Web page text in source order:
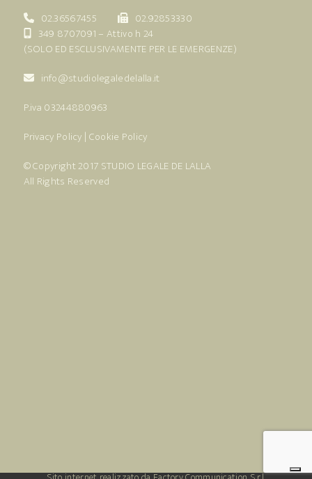
02.36567455
02.92853330
349 8707091 – Attivo h 24
(SOLO ED ESCLUSIVAMENTE PER LE EMERGENZE)
info@studiolegaledelalla.it
P.iva 03244880963
Privacy Policy | Cookie Policy
© Copyright 2017 STUDIO LEGALE DE LALLA
All Rights Reserved